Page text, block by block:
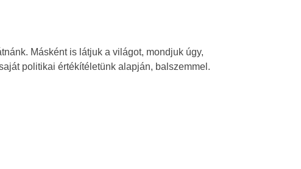
Másként is látjuk a világot, mondjuk úgy,
politikai értékítéletünk alapján, balszemmel.